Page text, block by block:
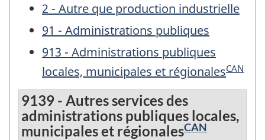
2 - Autre que production industrielle
91 - Administrations publiques
913 - Administrations publiques
locales, municipales et régionalesCAN
9139 - Autres services des
administrations publiques locales,
municipales et régionalesCAN